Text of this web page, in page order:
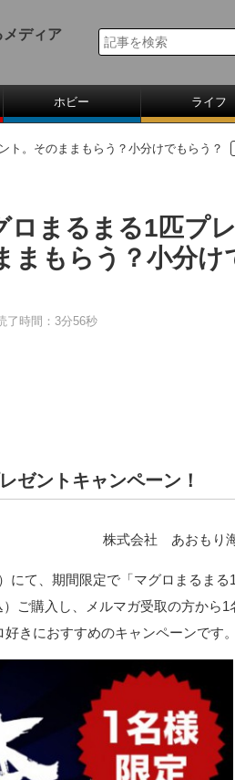
メディア
ホビー ライフ
ト。そのままもらう？小分けでもらう？
ロまるまる1匹プレ
まもらう？小分け
了時間：3分56秒
ゼントキャンペーン！
株式会社 あおもり
にて、期間限定で「マグロまるまる
ご購入し、メルマガ受取の方から1
きにおすすめのキャンペーンです。